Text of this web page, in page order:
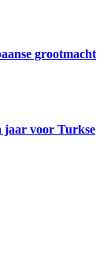
grootmacht
jaar voor Turkse